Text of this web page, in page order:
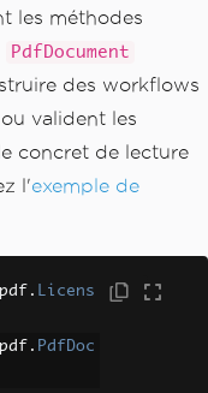
les méthodes
PdfDocument
des workflows
valident les
concret de lecture
l'exemple de
. Licens
. PdfDoc